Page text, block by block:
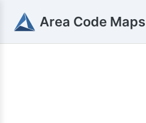
Area Code Maps